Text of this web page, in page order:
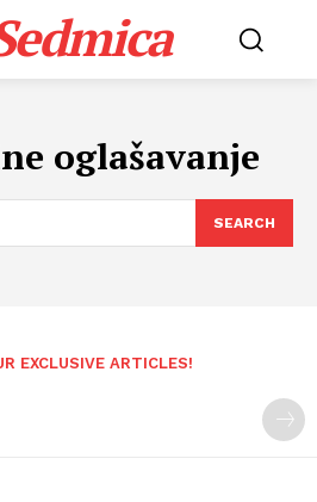
oglašavanje
SEARCH
EXCLUSIVE ARTICLES!